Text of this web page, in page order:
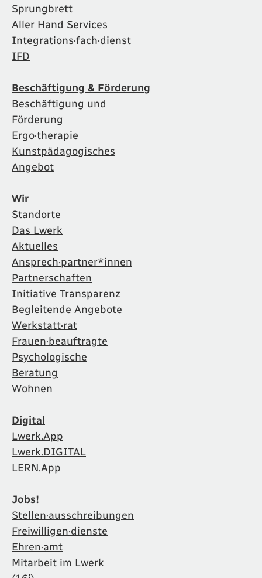
Sprungbrett
Aller Hand Services
Integrations·fach·dienst
IFD
Beschäftigung & Förderung
Beschäftigung und
Förderung
Ergo·therapie
Kunstpädagogisches
Angebot
Wir
Standorte
Das Lwerk
Aktuelles
Ansprech·partner*innen
Partnerschaften
Initiative Transparenz
Begleitende Angebote
Werkstatt·rat
Frauen·beauftragte
Psychologische
Beratung
Wohnen
Digital
Lwerk.App
Lwerk.DIGITAL
LERN.App
Jobs!
Stellen·ausschreibungen
Freiwilligen·dienste
Ehren·amt
Mitarbeit im Lwerk